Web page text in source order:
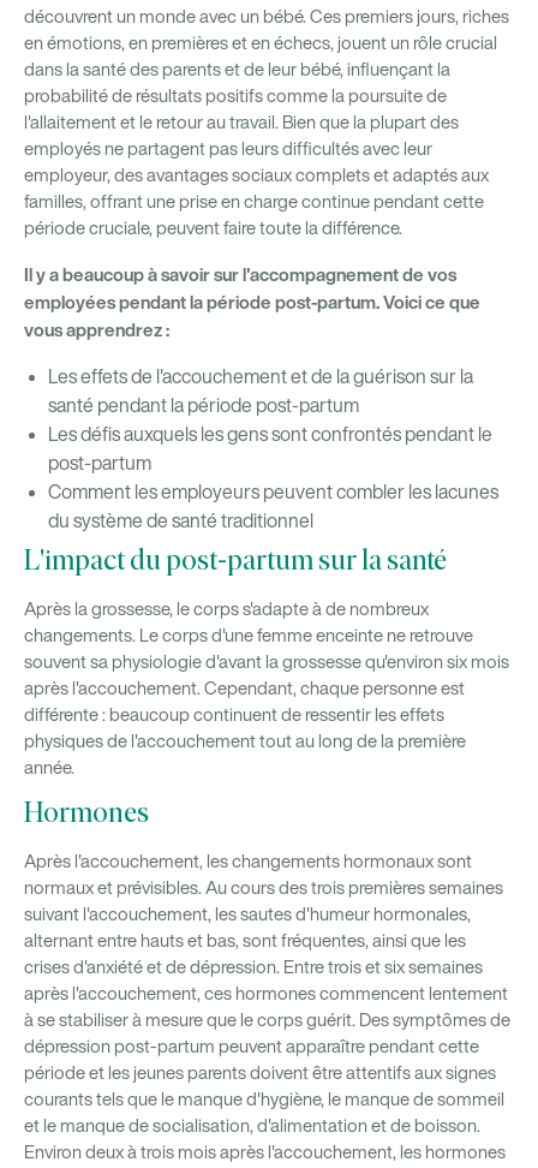
découvrent un monde avec un bébé. Ces premiers jours, riches
en émotions, en premières et en échecs, jouent un rôle crucial
dans la santé des parents et de leur bébé, influençant la
probabilité de résultats positifs comme la poursuite de
l'allaitement et le retour au travail. Bien que la plupart des
employés ne partagent pas leurs difficultés avec leur
employeur, des avantages sociaux complets et adaptés aux
familles, offrant une prise en charge continue pendant cette
période cruciale, peuvent faire toute la différence.
Il y a beaucoup à savoir sur l'accompagnement de vos
employées pendant la période post-partum. Voici ce que
vous apprendrez :
Les effets de l'accouchement et de la guérison sur la
santé pendant la période post-partum
Les défis auxquels les gens sont confrontés pendant le
post-partum
Comment les employeurs peuvent combler les lacunes
du système de santé traditionnel
L'impact du post-partum sur la santé
Après la grossesse, le corps s'adapte à de nombreux
changements. Le corps d'une femme enceinte ne retrouve
souvent sa physiologie d'avant la grossesse qu'environ six mois
après l'accouchement. Cependant, chaque personne est
différente : beaucoup continuent de ressentir les effets
physiques de l'accouchement tout au long de la première
année.
Hormones
Après l'accouchement, les changements hormonaux sont
normaux et prévisibles. Au cours des trois premières semaines
suivant l'accouchement, les sautes d'humeur hormonales,
alternant entre hauts et bas, sont fréquentes, ainsi que les
crises d'anxiété et de dépression. Entre trois et six semaines
après l'accouchement, ces hormones commencent lentement
à se stabiliser à mesure que le corps guérit. Des symptômes de
dépression post-partum peuvent apparaître pendant cette
période et les jeunes parents doivent être attentifs aux signes
courants tels que le manque d'hygiène, le manque de sommeil
et le manque de socialisation, d'alimentation et de boisson.
Environ deux à trois mois après l'accouchement, les hormones